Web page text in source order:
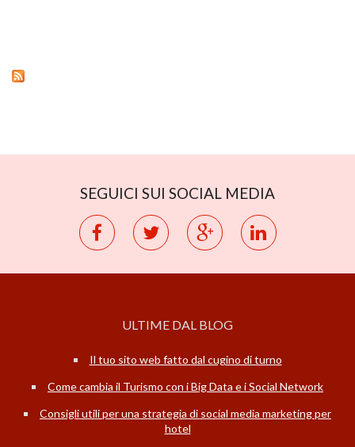
SEGUICI SUI SOCIAL MEDIA
ULTIME DAL BLOG
Il tuo sito web fatto dal cugino di turno
Come cambia il Turismo con i Big Data e i Social Network
Consigli utili per una strategia di social media marketing per
hotel